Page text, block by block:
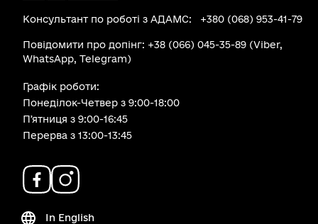
Графік роботи:
Понеділок-Четвер з 9:00-18:00
Пʼятниця з 9:00-16:45
Перерва з 13:00-13:45
Консультант по роботі з АДАМС: +380 (068) 953-41-79
Повідомити про допінг: +38 (066) 045-35-89 (Viber,
WhatsApp, Telegram)
In English